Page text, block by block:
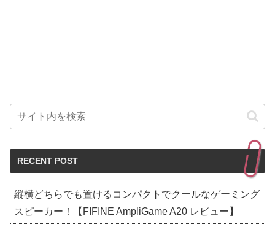
RECENT POST
縦横どちらでも置けるコンパクトでクールなゲーミング
スピーカー！【FIFINE AmpliGame A20 レビュー】